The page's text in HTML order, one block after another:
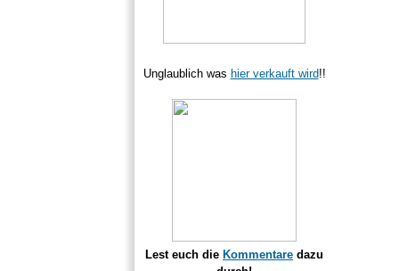
Unglaublich was hier verkauft wird!!
Lest euch die Kommentare dazu